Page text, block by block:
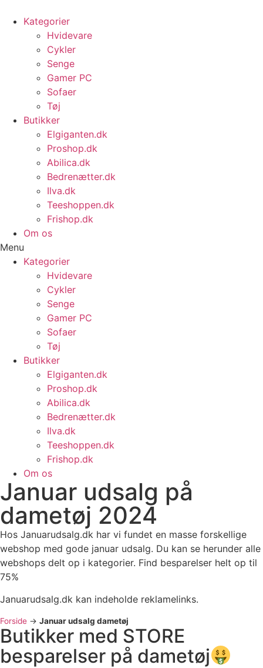
Kategorier
Hvidevare
Cykler
Senge
Gamer PC
Sofaer
Tøj
Butikker
Elgiganten.dk
Proshop.dk
Abilica.dk
Bedrenætter.dk
Ilva.dk
Teeshoppen.dk
Frishop.dk
Om os
Menu
Kategorier
Hvidevare
Cykler
Senge
Gamer PC
Sofaer
Tøj
Butikker
Elgiganten.dk
Proshop.dk
Abilica.dk
Bedrenætter.dk
Ilva.dk
Teeshoppen.dk
Frishop.dk
Om os
Januar udsalg på
dametøj 2024
Hos Januarudsalg.dk har vi fundet en masse forskellige
webshop med gode januar udsalg. Du kan se herunder alle
webshops delt op i kategorier. Find besparelser helt op til
75%
Januarudsalg.dk kan indeholde reklamelinks.
Forside -> Januar udsalg dametøj
Butikker med STORE
besparelser på dametøj